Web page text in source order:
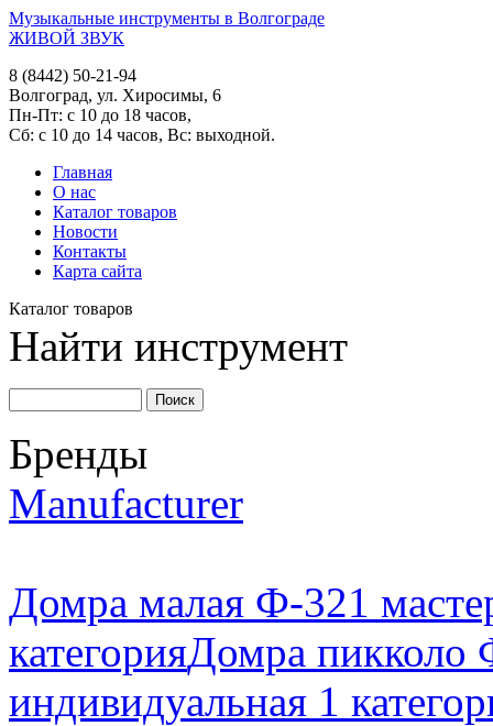
Музыкальные инструменты в Волгограде
ЖИВОЙ ЗВУК
8 (8442) 50-21-94
Волгоград, ул. Хиросимы, 6
Пн-Пт: с 10 до 18 часов,
Сб: с 10 до 14 часов, Вс: выходной.
Главная
О нас
Каталог товаров
Новости
Контакты
Карта сайта
Каталог товаров
Найти инструмент
Бренды
Manufacturer
Домра малая Ф-321
категорияДомра пикколо
индивидуальная 1